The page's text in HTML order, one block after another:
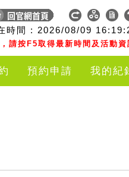
時間 : 2026/08/09
請按F5取得最新時間及活動資
預約申請 我的紀